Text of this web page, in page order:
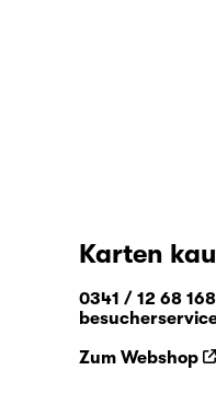
Karten
0341 / 12 68 168
Zum Webshop